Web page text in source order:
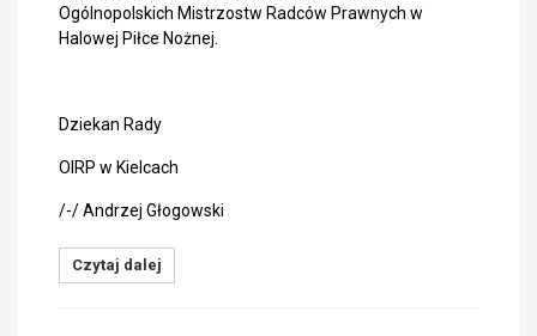
Ogólnopolskich Mistrzostw Radców Prawnych w
Halowej Piłce Nożnej.
Dziekan Rady
OIRP w Kielcach
/-/ Andrzej Głogowski
Czytaj dalej